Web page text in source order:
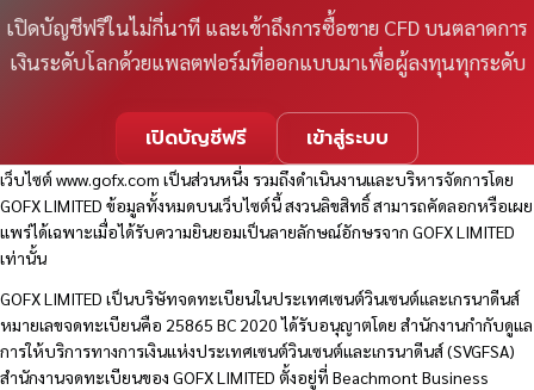
เปิดบัญชีฟรีในไม่กี่นาที และเข้าถึงการซื้อขาย CFD บนตลาดการ
เงินระดับโลกด้วยแพลตฟอร์มที่ออกแบบมาเพื่อผู้ลงทุนทุกระดับ
เปิดบัญชีฟรี เข้าสู่ระบบ
เว็บไซต์www.gofx.com เป็นส่วนหนึ่ง รวมถึงดำเนินงานและบริหารจัดการโดย
GOFX LIMITED ข้อมูลทั้งหมดบนเว็บไซต์นี้ สงวนลิขสิทธิ์ สามารถคัดลอกหรือเผย
แพร่ได้เฉพาะเมื่อได้รับความยินยอมเป็นลายลักษณ์อักษรจาก GOFX LIMITED
เท่านั้น
GOFX LIMITED เป็นบริษัทจดทะเบียนในประเทศเซนต์วินเซนต์และเกรนาดีนส์
หมายเลขจดทะเบียนคือ 25865 BC 2020 ได้รับอนุญาตโดย สำนักงานกำกับดูแล
การให้บริการทางการเงินแห่งประเทศเซนต์วินเซนต์และเกรนาดีนส์ (SVGFSA)
สำนักงานจดทะเบียนของ GOFX LIMITED ตั้งอยู่ที่ Beachmont Business